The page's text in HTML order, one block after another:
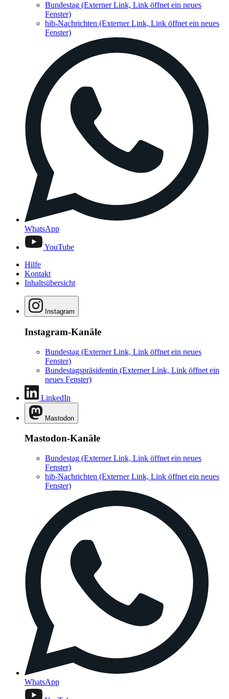
Bundestag (Externer Link, Link öffnet ein neues
Fenster)
hib-Nachrichten (Externer Link, Link öffnet ein neues
Fenster)
WhatsApp
YouTube
Hilfe
Kontakt
Inhaltsübersicht
Instagram
Instagram-Kanäle
Bundestag (Externer Link, Link öffnet ein neues
Fenster)
Bundestagspräsidentin (Externer Link, Link öffnet ein
neues Fenster)
LinkedIn
Mastodon
Mastodon-Kanäle
Bundestag (Externer Link, Link öffnet ein neues
Fenster)
hib-Nachrichten (Externer Link, Link öffnet ein neues
Fenster)
WhatsApp